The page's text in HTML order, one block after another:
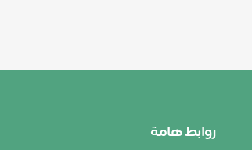
روابط هامة